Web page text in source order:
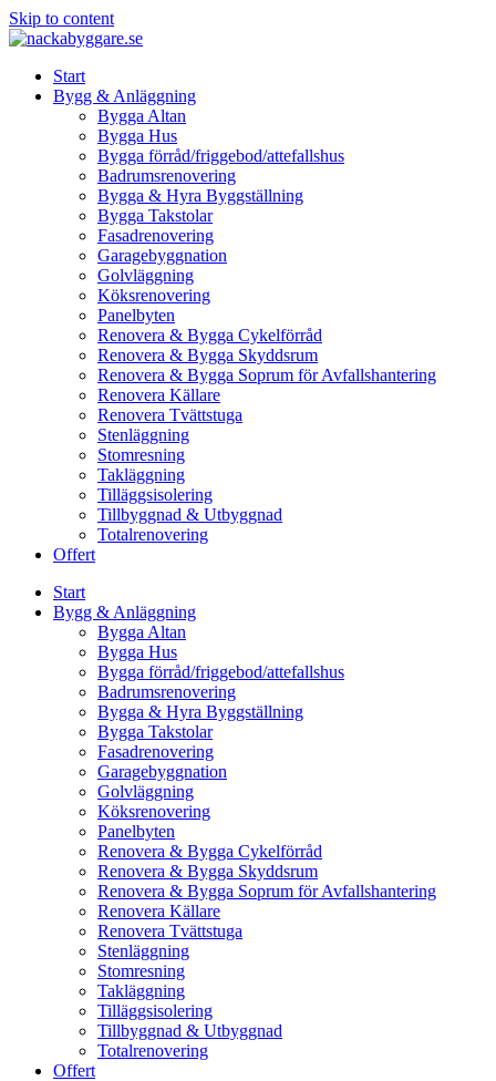
Skip to content
Start
Bygg & Anläggning
Bygga Altan
Bygga Hus
Bygga förråd/friggebod/attefallshus
Badrumsrenovering
Bygga & Hyra Byggställning
Bygga Takstolar
Fasadrenovering
Garagebyggnation
Golvläggning
Köksrenovering
Panelbyten
Renovera & Bygga Cykelförråd
Renovera & Bygga Skyddsrum
Renovera & Bygga Soprum för Avfallshantering
Renovera Källare
Renovera Tvättstuga
Stenläggning
Stomresning
Takläggning
Tilläggsisolering
Tillbyggnad & Utbyggnad
Totalrenovering
Offert
Start
Bygg & Anläggning
Bygga Altan
Bygga Hus
Bygga förråd/friggebod/attefallshus
Badrumsrenovering
Bygga & Hyra Byggställning
Bygga Takstolar
Fasadrenovering
Garagebyggnation
Golvläggning
Köksrenovering
Panelbyten
Renovera & Bygga Cykelförråd
Renovera & Bygga Skyddsrum
Renovera & Bygga Soprum för Avfallshantering
Renovera Källare
Renovera Tvättstuga
Stenläggning
Stomresning
Takläggning
Tilläggsisolering
Tillbyggnad & Utbyggnad
Totalrenovering
Offert